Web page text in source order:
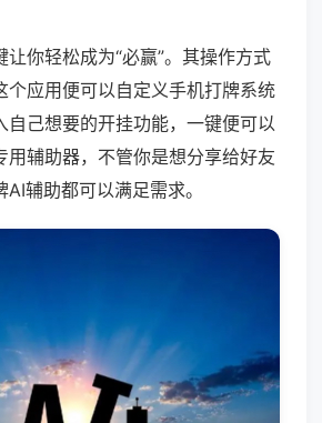
你轻松成为“必赢”。其操作方式
个应用便可以自定义手机打牌系统
自己想要的开挂功能，一键便可以
用辅助器，不管你是想分享给好友
辅助都可以满足需求。